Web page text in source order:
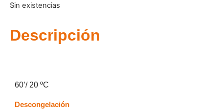
Sin existencias
Descripción
60’/ 20 ºC
Descongelación